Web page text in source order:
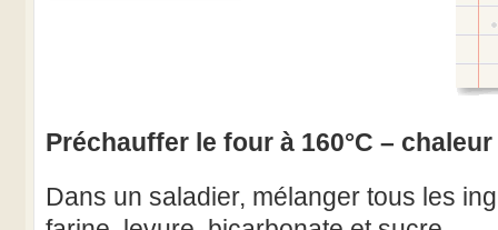
Préchauffer le four à 160°C –
Dans un saladier, mélanger tous les